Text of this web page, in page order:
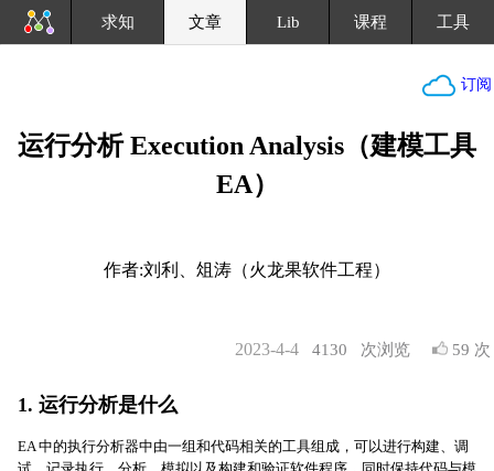
求知 文章 Lib 课程 工具
订阅
运行分析 Execution Analysis（建模工具
EA）
作者:刘利、俎涛（火龙果软件工程）
4130 次浏览 59 次
2023-4-4
1. 运行分析是什么
EA 中的执行分析器中由一组和代码相关的工具组成，可以进行构建、调